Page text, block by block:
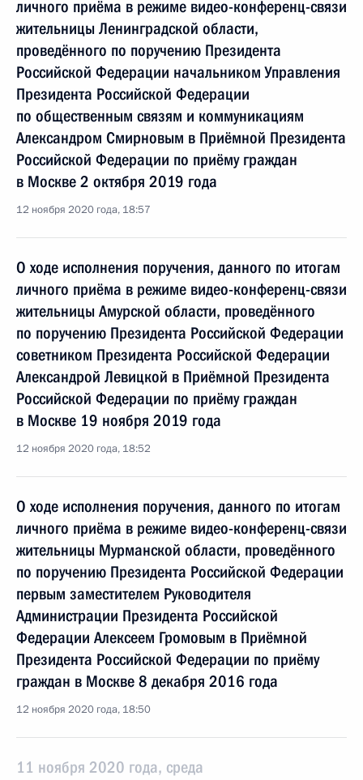
личного приёма в режиме видео-конференц-связи
жительницы Ленинградской области,
проведённого по поручению Президента
Российской Федерации начальником Управления
Президента Российской Федерации
по общественным связям и коммуникациям
Александром Смирновым в Приёмной Президента
Российской Федерации по приёму граждан
в Москве 2 октября 2019 года
12 ноября 2020 года, 18:57
О ходе исполнения поручения, данного по итогам
личного приёма в режиме видео-конференц-связи
жительницы Амурской области, проведённого
по поручению Президента Российской Федерации
советником Президента Российской Федерации
Александрой Левицкой в Приёмной Президента
Российской Федерации по приёму граждан
в Москве 19 ноября 2019 года
12 ноября 2020 года, 18:52
О ходе исполнения поручения, данного по итогам
личного приёма в режиме видео-конференц-связи
жительницы Мурманской области, проведённого
по поручению Президента Российской Федерации
первым заместителем Руководителя
Администрации Президента Российской
Федерации Алексеем Громовым в Приёмной
Президента Российской Федерации по приёму
граждан в Москве 8 декабря 2016 года
12 ноября 2020 года, 18:50
11 ноября 2020 года, среда